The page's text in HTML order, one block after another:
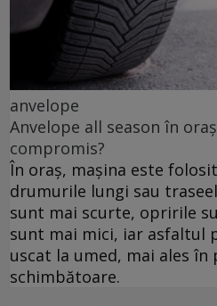
anvelope
Anvelope all season în
compromis?
În oraș, mașina este
drumurile lungi sau
sunt mai scurte, opririle
sunt mai mici, iar asfaltul
uscat la umed, mai ales în
schimbătoare.